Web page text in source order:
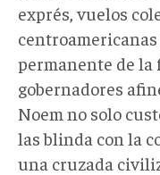
exprés, vuelos
permanente de la
gobernadores
Noem no solo
las blinda con la
una cruzada